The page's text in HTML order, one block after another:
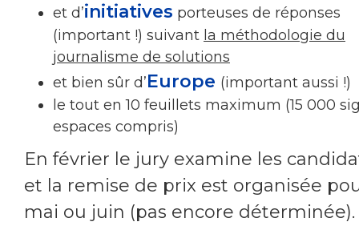
et d’initiatives porteuses de réponses
(important !) suivant la méthodologie du
journalisme de solutions
et bien sûr d’Europe (important aussi !)
le tout en 10 feuillets maximum (15 000
espaces compris)
En février le jury examine les
et la remise de prix est organisée
mai ou juin (pas encore déterminée).